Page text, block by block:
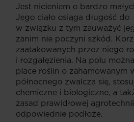
Jest nicieniem o bardzo
Jego ciało osiąga długość
w związku z tym zauważyć
zanim nie poczyni szkód.
zaatakowanych przez niego
i rozgałęzienia. Na polu
place roślin o zahamowanym
północnego zwalcza się,
chemiczne i biologiczne, a
zasad prawidłowej
odpowiednie podłoże.